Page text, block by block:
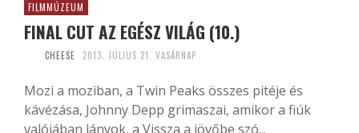
FILMMÚZEUM
FINAL CUT AZ EGÉSZ VILÁG (10.)
CHEESE 2013. JÚLIUS 21. VASÁRNAP
Mozi a moziban, a Twin Peaks összes pitéje és
kávézása, Johnny Depp grimaszai, amikor a fiúk
valójában lányok, a Vissza a jövőbe szó...